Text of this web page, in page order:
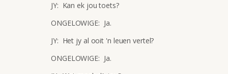
JY: Kan ek jou toets?
ONGELOWIGE: Ja.
JY: Het jy al ooit 'n leuen vertel?
ONGELOWIGE: Ja.